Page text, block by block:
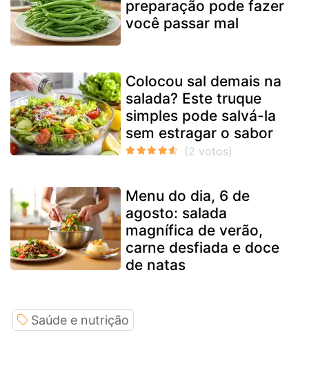
preparação pode fazer
você passar mal
Colocou sal demais na
salada? Este truque
simples pode salvá-la
sem estragar o sabor
Menu do dia, 6 de
agosto: salada
magnífica de verão,
carne desfiada e doce
de natas
Saúde e nutrição